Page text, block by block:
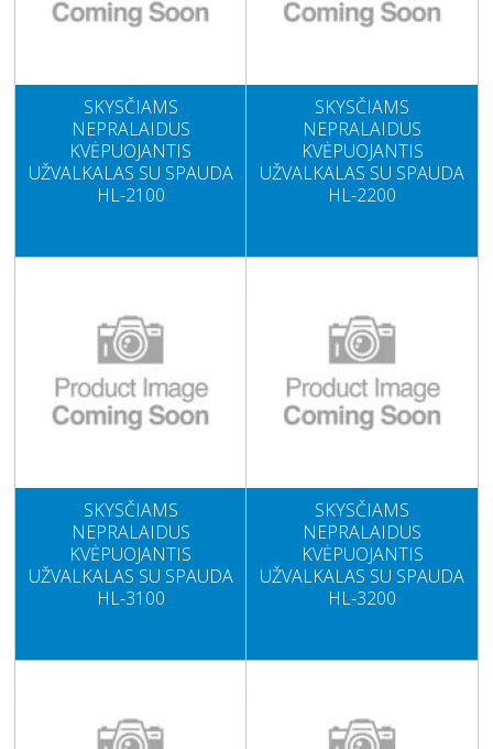
SKYSČIAMS
NEPRALAIDUS
KVĖPUOJANTIS
UŽVALKALAS SU SPAUDA
HL-2100
SKYSČIAMS
NEPRALAIDUS
KVĖPUOJANTIS
UŽVALKALAS SU SPAUDA
HL-2200
SKYSČIAMS
NEPRALAIDUS
KVĖPUOJANTIS
UŽVALKALAS SU SPAUDA
HL-3100
SKYSČIAMS
NEPRALAIDUS
KVĖPUOJANTIS
UŽVALKALAS SU SPAUDA
HL-3200